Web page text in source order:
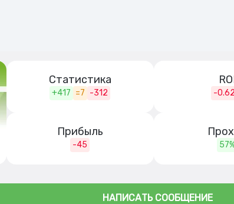
Статистика
+417 =7 -312 -
Прибыль
-45
НАПИСАТЬ СООБЩЕНИЕ